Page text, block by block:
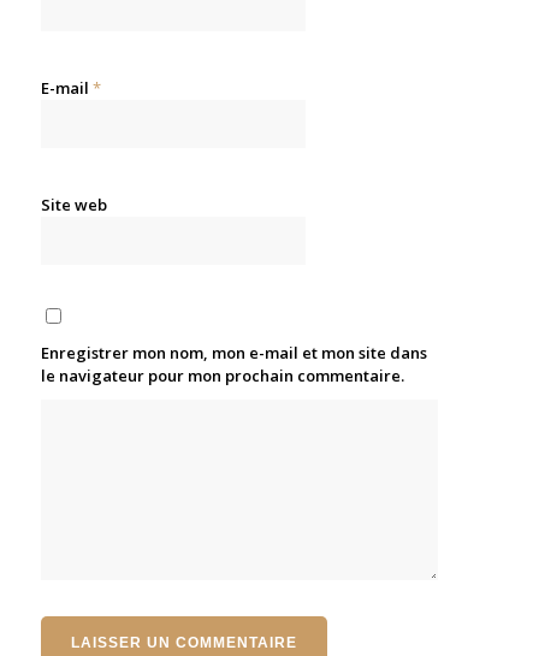
E-mail *
Site web
Enregistrer mon nom, mon e-mail et mon site dans
le navigateur pour mon prochain commentaire.